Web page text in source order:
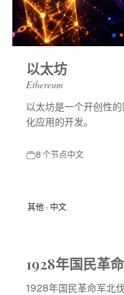
以太坊
Ethereum
以太坊是一个开创性
化应用的开发。
8 个节点中文
其他 · 中文
1928年国民革
1928年国民革命军北